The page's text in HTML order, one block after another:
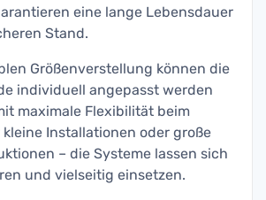
eine lange Lebensdauer
Stand.
Größenverstellung können die
individuell angepasst werden
maximale Flexibilität beim
Installationen oder große
– die Systeme lassen sich
und vielseitig einsetzen.